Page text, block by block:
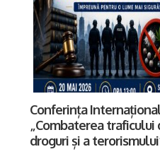
data de 20 mai...
Conferința
„Combaterea traficului
droguri și a